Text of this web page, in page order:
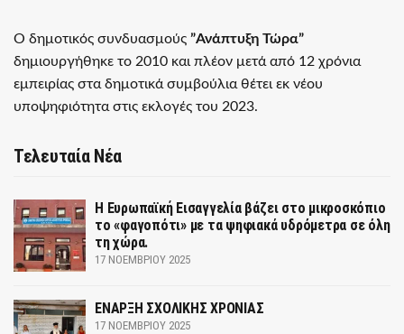
Ο δημοτικός συνδυασμούς ”Ανάπτυξη Τώρα”
δημιουργήθηκε το 2010 και πλέον μετά από 12 χρόνια
εμπειρίας στα δημοτικά συμβούλια θέτει εκ νέου
υποψηφιότητα στις εκλογές του 2023.
Τελευταία Νέα
Η Ευρωπαϊκή Εισαγγελία βάζει στο μικροσκόπιο
το «φαγοπότι» με τα ψηφιακά υδρόμετρα σε όλη
τη χώρα.
17 ΝΟΕΜΒΡΊΟΥ 2025
ΕΝΑΡΞΗ ΣΧΟΛΙΚΗΣ ΧΡΟΝΙΑΣ
17 ΝΟΕΜΒΡΊΟΥ 2025